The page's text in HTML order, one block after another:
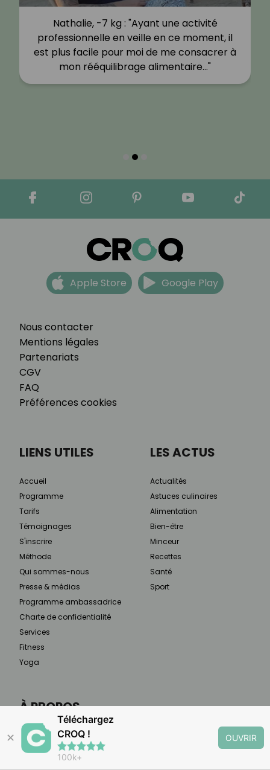
Nathalie, -7 kg : "Ayant une activité
professionnelle en veille en ce moment, il
est plus facile pour moi de me consacrer à
mon rééquilibrage alimentaire…"
Nous contacter
Mentions légales
Partenariats
CGV
FAQ
Préférences cookies
Apple Store Google Play
À PROPOS
CROQ est un rééquilibrage alimentaire qui vous
aide à planifier vos repas selon 3 objectifs :
minceur, maladie chronique, étapes de vie.
LIENS UTILES
Accueil
Programme
Tarifs
Témoignages
S'inscrire
Méthode
Qui sommes-nous
Presse & médias
Programme ambassadrice
Charte de confidentialité
Services
Fitness
Yoga
LES ACTUS
Actualités
Astuces culinaires
Alimentation
Bien-être
Minceur
Recettes
Santé
Sport
✕
Téléchargez
CROQ !
100k+
OUVRIR